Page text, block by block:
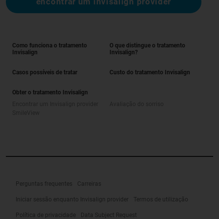
Como funciona o tratamento
Invisalign
O que distingue o tratamento
Invisalign?
Casos possíveis de tratar Custo do tratamento Invisalign
Obter o tratamento Invisalign
Perguntas frequentes Carreiras
Iniciar sessão enquanto Invisalign provider Termos de utilização
Política de privacidade Data Subject Request